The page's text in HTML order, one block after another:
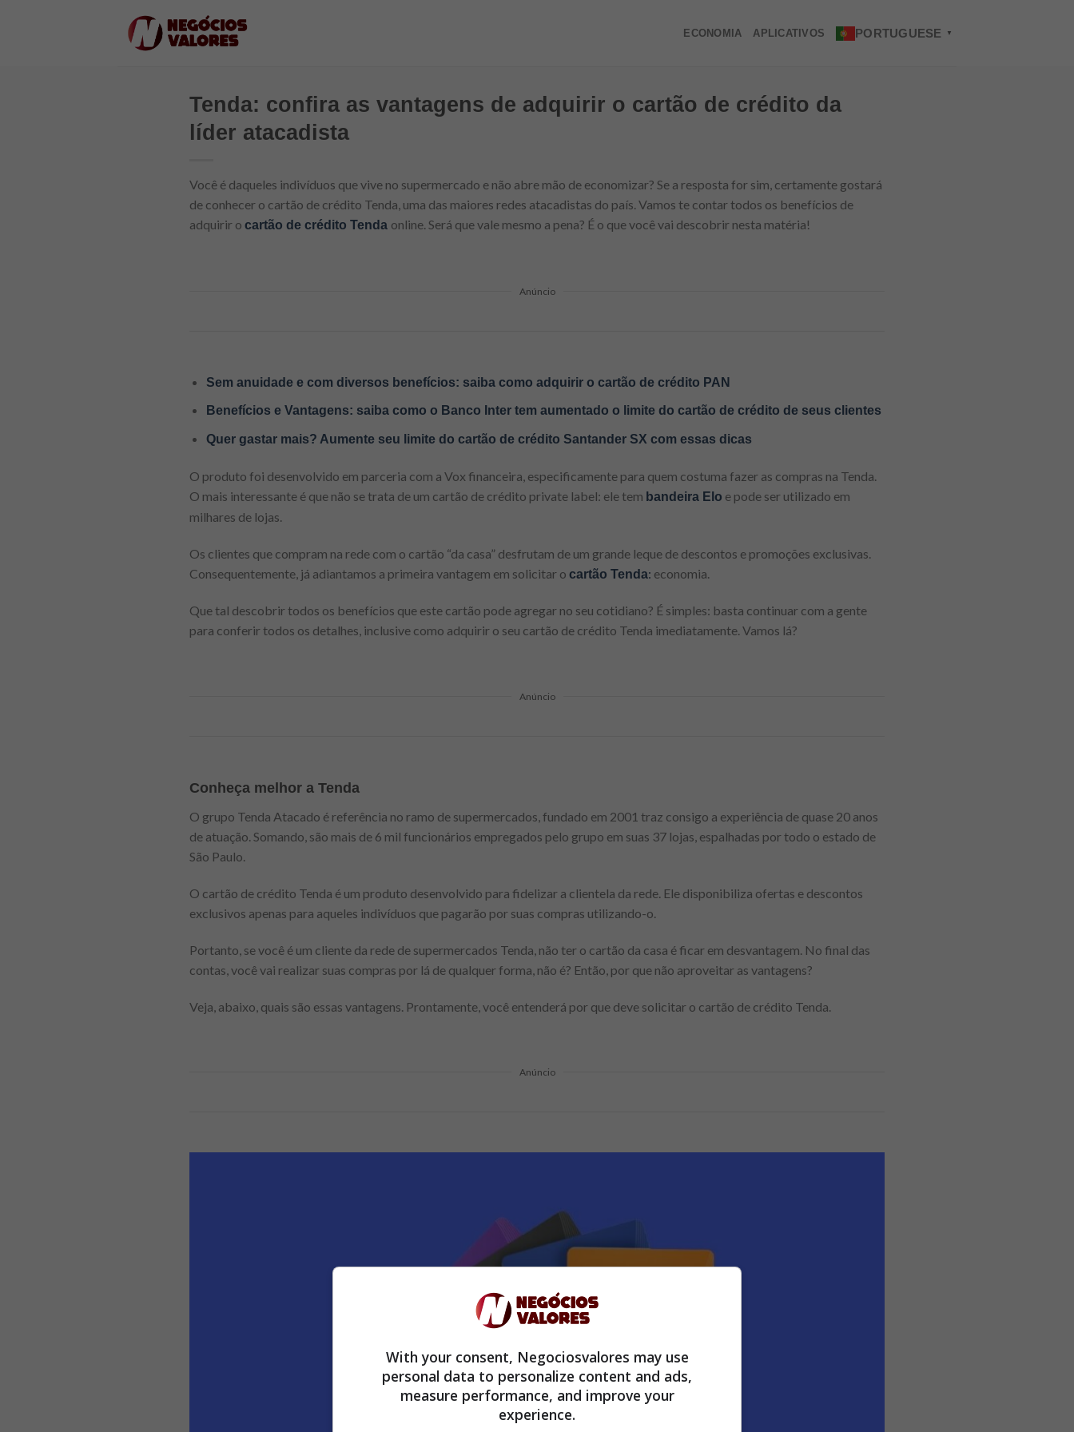
ECONOMIA APLICATIVOS PORTUGUESE ▼
Tenda: confira as vantagens de adquirir o cartão de crédito da
líder atacadista
Você é daqueles indivíduos que vive no supermercado e não abre mão de economizar? Se a resposta for sim, certamente gostará
de conhecer o cartão de crédito Tenda, uma das maiores redes atacadistas do país. Vamos te contar todos os benefícios de
adquirir o cartão de crédito Tenda online. Será que vale mesmo a pena? É o que você vai descobrir nesta matéria!
Anúncio
Sem anuidade e com diversos benefícios: saiba como adquirir o cartão de crédito PAN
Benefícios e Vantagens: saiba como o Banco Inter tem aumentado o limite do cartão de crédito de seus clientes
Quer gastar mais? Aumente seu limite do cartão de crédito Santander SX com essas dicas
O produto foi desenvolvido em parceria com a Vox financeira, especificamente para quem costuma fazer as compras na Tenda.
O mais interessante é que não se trata de um cartão de crédito private label: ele tem bandeira Elo e pode ser utilizado em
milhares de lojas.
Os clientes que compram na rede com o cartão “da casa” desfrutam de um grande leque de descontos e promoções exclusivas.
Consequentemente, já adiantamos a primeira vantagem em solicitar o cartão Tenda: economia.
Que tal descobrir todos os benefícios que este cartão pode agregar no seu cotidiano? É simples: basta continuar com a gente
para conferir todos os detalhes, inclusive como adquirir o seu cartão de crédito Tenda imediatamente. Vamos lá?
Anúncio
Conheça melhor a Tenda
O grupo Tenda Atacado é referência no ramo de supermercados, fundado em 2001 traz consigo a experiência de quase 20 anos
de atuação. Somando, são mais de 6 mil funcionários empregados pelo grupo em suas 37 lojas, espalhadas por todo o estado de
São Paulo.
O cartão de crédito Tenda é um produto desenvolvido para fidelizar a clientela da rede. Ele disponibiliza ofertas e descontos
exclusivos apenas para aqueles indivíduos que pagarão por suas compras utilizando-o.
Portanto, se você é um cliente da rede de supermercados Tenda, não ter o cartão da casa é ficar em desvantagem. No final das
contas, você vai realizar suas compras por lá de qualquer forma, não é? Então, por que não aproveitar as vantagens?
Veja, abaixo, quais são essas vantagens. Prontamente, você entenderá por que deve solicitar o cartão de crédito Tenda.
Anúncio
With your consent, Negociosvalores may use
personal data to personalize content and ads,
measure performance, and improve your
experience.